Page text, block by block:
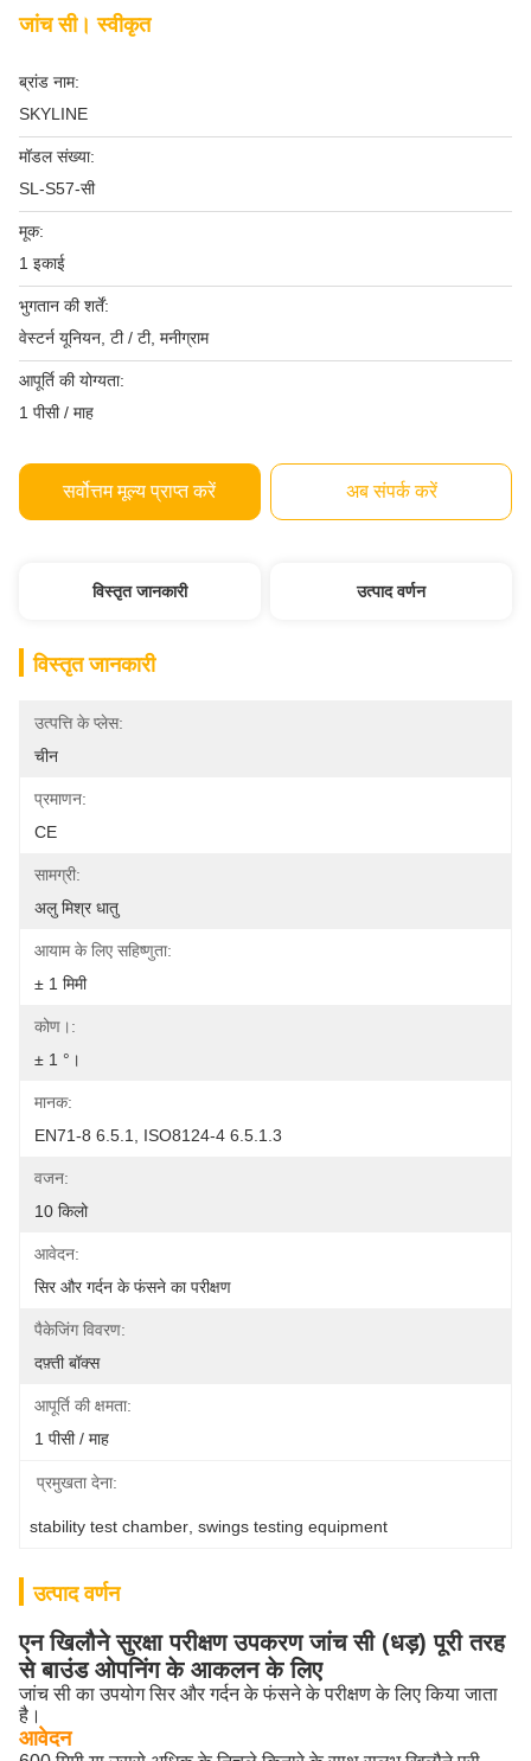
जांच सी। स्वीकृत
ब्रांड नाम:
SKYLINE
मॉडल संख्या:
SL-S57-सी
मूक:
1 इकाई
भुगतान की शर्तें:
वेस्टर्न यूनियन, टी / टी, मनीग्राम
आपूर्ति की योग्यता:
1 पीसी / माह
सर्वोत्तम मूल्य प्राप्त करें अब संपर्क करें
विस्तृत जानकारी उत्पाद वर्णन
विस्तृत जानकारी
उत्पत्ति के प्लेस:
चीन
प्रमाणन:
CE
सामग्री:
अलु मिश्र धातु
आयाम के लिए सहिष्णुता:
± 1 मिमी
कोण।:
± 1 °।
मानक:
EN71-8 6.5.1, ISO8124-4 6.5.1.3
वजन:
10 किलो
आवेदन:
सिर और गर्दन के फंसने का परीक्षण
पैकेजिंग विवरण:
दफ़्ती बॉक्स
आपूर्ति की क्षमता:
1 पीसी / माह
प्रमुखता देना:
stability test chamber swings testing equipment
उत्पाद वर्णन
एन खिलौने सुरक्षा परीक्षण उपकरण जांच सी (धड़) पूरी तरह
से बाउंड ओपनिंग के आकलन के लिए
जांच सी का उपयोग सिर और गर्दन के फंसने के परीक्षण के लिए किया जाता
है।
आवेदन